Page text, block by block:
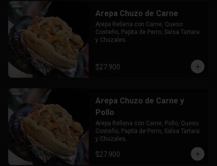
Arepa Chuzo de Carne
Arepa Rellena con Carne, Queso
Costeño, Papita de Perro, Salsa Tartara
y Chuzales.
$27.900
Arepa Chuzo de Carne y
Pollo
Arepa Rellena con Carne, Pollo, Queso
Costeño, Papita de Perro, Salsa Tartara
y Chuzales.
$27.900